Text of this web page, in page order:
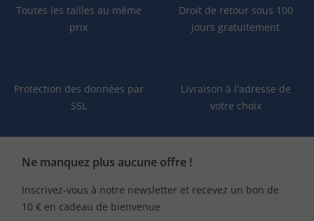
Toutes les tailles au même
prix
Droit de retour sous 100
jours gratuitement
Protection des données par
SSL
Livraison à l'adresse de
votre choix
Ne manquez plus aucune offre !
Inscrivez-vous à notre newsletter et recevez un bon de
10 € en cadeau de bienvenue